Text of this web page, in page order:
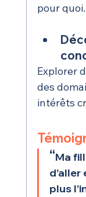
pour quoi.
Explorer
des
intérêts
“Ma
d’aller
plus